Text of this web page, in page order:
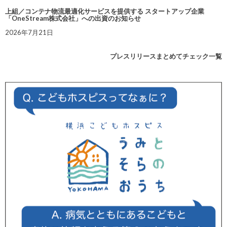
上組／コンテナ物流最適化サービスを提供する スタートアップ企業
「OneStream株式会社」への出資のお知らせ
2026年7月21日
プレスリリースまとめてチェック一覧